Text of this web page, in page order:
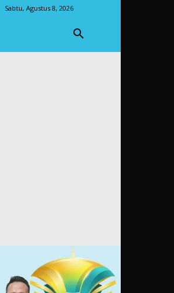
Sabtu, Agustus 8, 2026